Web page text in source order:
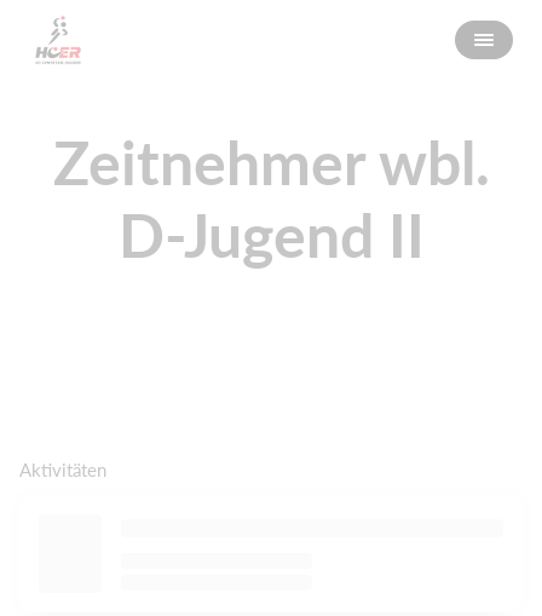
Zeitnehmer wbl.
D-Jugend II
Aktivitäten